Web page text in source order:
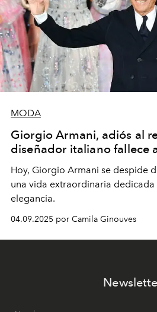
MODA
Giorgio Armani, adiós al
diseñador italiano fallece
Hoy, Giorgio Armani se despide
una vida extraordinaria
elegancia.
04.09.2025 por Camila Ginouves